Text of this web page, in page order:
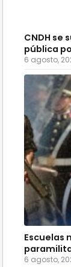
CNDH se
pública
Morena
6 agosto,
Escuelas
6 agosto,